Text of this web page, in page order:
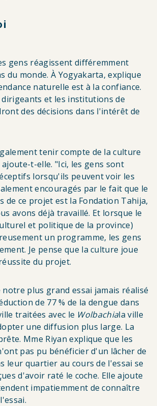
gens réagissent différemment
du monde. À Yogyakarta, explique
naturelle est à la confiance.
et les institutions de
des décisions dans l'intérêt de
tenir compte de la culture
t-elle. "Ici, les gens sont
lorsqu'ils peuvent voir les
encouragés par le fait que le
de ce projet est la Fondation Tahija,
avons déjà travaillé. Et lorsque le
et politique de la province)
un programme, les gens
Je pense que la culture joue
du projet.
plus grand essai jamais réalisé
de 77 % de la dengue dans
traitées avec le Wolbachiala ville
une diffusion plus large. La
Mme Riyan explique que les
pas pu bénéficier d'un lâcher de
leur quartier au cours de l'essai se
d'avoir raté le coche. Elle ajoute
impatiemment de connaître